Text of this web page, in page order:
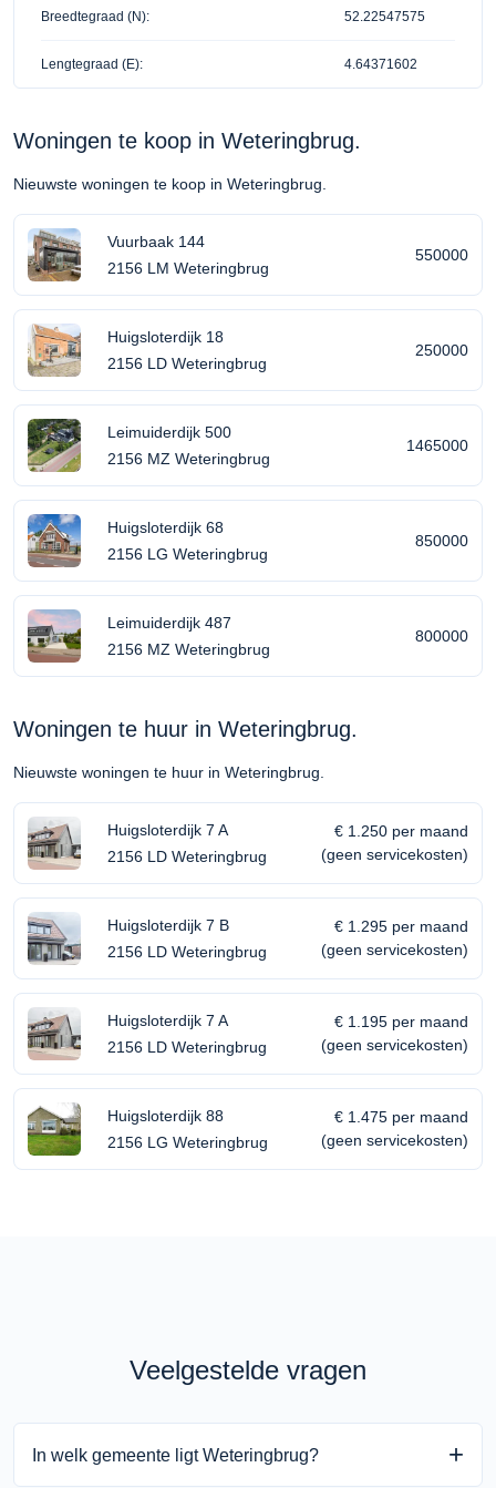
Breedtegraad (N): 52.22547575
Lengtegraad (E): 4.64371602
Woningen te koop in Weteringbrug.
Nieuwste woningen te koop in Weteringbrug.
Vuurbaak 144
2156 LM Weteringbrug
550000
Huigsloterdijk 18
2156 LD Weteringbrug
250000
Leimuiderdijk 500
2156 MZ Weteringbrug
1465000
Huigsloterdijk 68
2156 LG Weteringbrug
850000
Leimuiderdijk 487
2156 MZ Weteringbrug
800000
Woningen te huur in Weteringbrug.
Nieuwste woningen te huur in Weteringbrug.
Huigsloterdijk 7 A
2156 LD Weteringbrug
€ 1.250 per maand
(geen servicekosten)
Huigsloterdijk 7 B
2156 LD Weteringbrug
€ 1.295 per maand
(geen servicekosten)
Huigsloterdijk 7 A
2156 LD Weteringbrug
€ 1.195 per maand
(geen servicekosten)
Huigsloterdijk 88
2156 LG Weteringbrug
€ 1.475 per maand
(geen servicekosten)
Veelgestelde vragen
In welk gemeente ligt Weteringbrug?